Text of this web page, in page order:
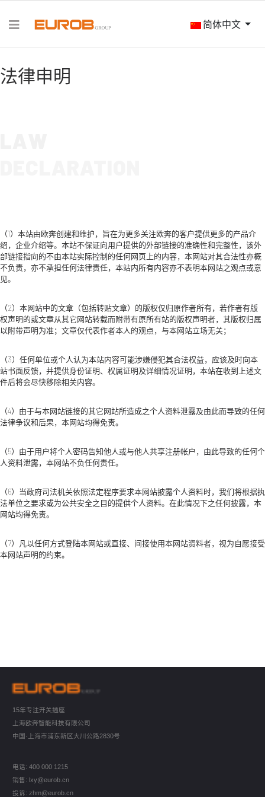
简体中文
法律申明
（1）本站由欧奔创建和维护，旨在为更多关注欧奔的客户提供更多的产品介
绍，企业介绍等。本站不保证向用户提供的外部链接的准确性和完整性，该外
部链接指向的不由本站实际控制的任何网页上的内容，本网站对其合法性亦概
不负责，亦不承担任何法律责任，本站内所有内容亦不表明本网站之观点或意
见。
（2）本网站中的文章（包括转贴文章）的版权仅归原作者所有，若作者有版
权声明的或文章从其它网站转载而附带有原所有站的版权声明者，其版权归属
以附带声明为准；文章仅代表作者本人的观点，与本网站立场无关；
（3）任何单位或个人认为本站内容可能涉嫌侵犯其合法权益，应该及时向本
站书面反馈，并提供身份证明、权属证明及详细情况证明，本站在收到上述文
件后将会尽快移除相关内容。
（4）由于与本网站链接的其它网站所造成之个人资料泄露及由此而导致的任何
法律争议和后果，本网站均得免责。
（5）由于用户将个人密码告知他人或与他人共享注册帐户，由此导致的任何个
人资料泄露，本网站不负任何责任。
（6）当政府司法机关依照法定程序要求本网站披露个人资料时，我们将根据执
法单位之要求或为公共安全之目的提供个人资料。在此情况下之任何披露，本
网站均得免责。
（7）凡以任何方式登陆本网站或直接、间接使用本网站资料者，视为自愿接受
本网站声明的约束。
15年专注开关插座
上海欧奔智能科技有限公司
中国·上海市浦东新区大川公路2830号
电话: 400 000 1215
销售: lxy@eurob.cn
投诉: zhm@eurob.cn